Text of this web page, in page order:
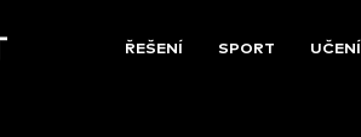
ŘEŠENÍ SPORT UČENÍ